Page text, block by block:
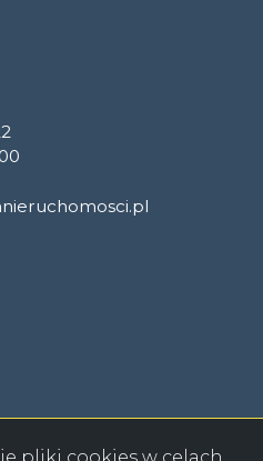
pliki cookies w celach